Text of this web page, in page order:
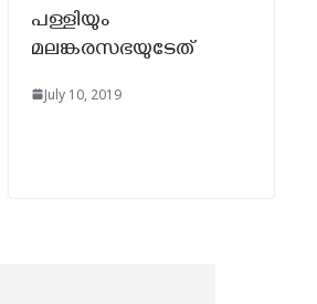
പള്ളിയും
മലങ്കരസഭയുടേത്
July 10, 2019